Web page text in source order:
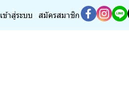
เข้าสู่ระบบ สมัครสมาชิก